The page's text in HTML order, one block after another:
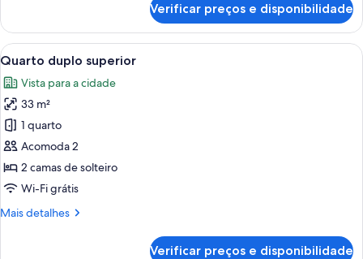
Suite
Corner
Double
Suite
Verificar preços e disponibilidade
Carrega
todas
as
fotos
de
Quarto
duplo
superior
Quarto de hotel com duas camas,
6
Quarto duplo superior
Vista para a cidade
33 m²
1 quarto
Acomoda 2
2 camas de solteiro
Wi-Fi grátis
Mais detalhes
Mais
Verificar preços e disponibilidade